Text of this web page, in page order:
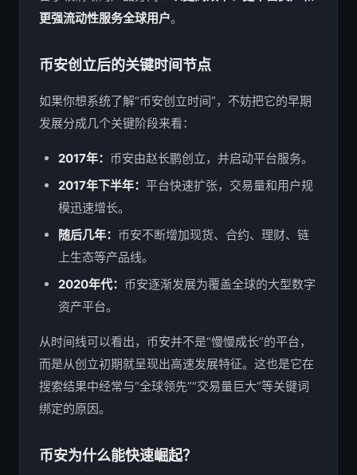
更强流动性服务全球用户。
币安创立后的关键时间节点
如果你想系统了解“币安创立时间”，不妨把它的早期
发展分成几个关键阶段来看：
2017年： 币安由赵长鹏创立，并启动平台服务。
2017年下半年： 平台快速扩张，交易量和用户规
模迅速增长。
随后几年： 币安不断增加现货、合约、理财、链
上生态等产品线。
2020年代： 币安逐渐发展为覆盖全球的大型数字
资产平台。
从时间线可以看出，币安并不是“慢慢成长”的平台，
而是从创立初期就呈现出高速发展特征。这也是它在
搜索结果中经常与“全球领先”“交易量巨大”等关键词
绑定的原因。
币安为什么能快速崛起？